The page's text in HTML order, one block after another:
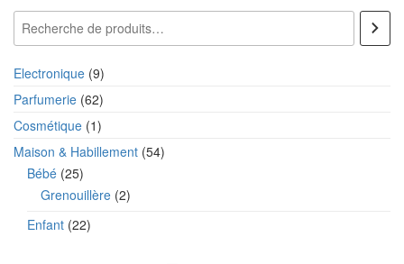
Recherche
Electronique 99 produits
Parfumerie 6262 produits
Cosmétique 11 produit
Maison & Habillement 5454 produits
Bébé 2525 produits
Grenouillère 22 produits
Enfant 2222 produits